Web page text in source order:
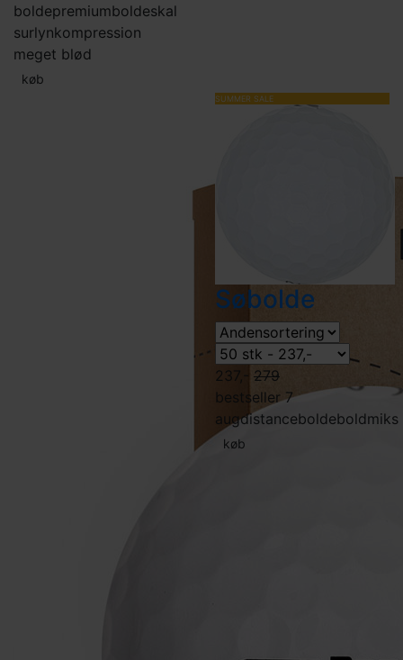
boldepremiumboldeskal
surlynkompression
meget blød
køb
SUMMER SALE
Søbolde
237,- 279
bestseller 7
augdistanceboldeboldmiks
køb